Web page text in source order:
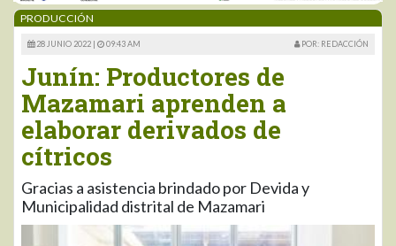
PRODUCCIÓN
28 JUNIO 2022 | 09:43 AM POR: REDACCIÓN
Junín: Productores de
Mazamari aprenden a
elaborar derivados de
cítricos
Gracias a asistencia brindado por Devida y
Municipalidad distrital de Mazamari